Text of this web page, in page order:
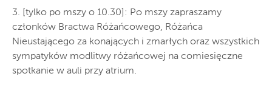
3. [tylko po mszy o 10.30]: Po mszy zapraszamy
członków Bractwa Różańcowego, Różańca
Nieustającego za konających i zmarłych oraz wszystkich
sympatyków modlitwy różańcowej na comiesięczne
spotkanie w auli przy atrium.